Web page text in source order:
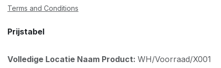
Terms and Conditions
Prijstabel
Volledige Locatie Naam Product: WH/Voorraad/X001